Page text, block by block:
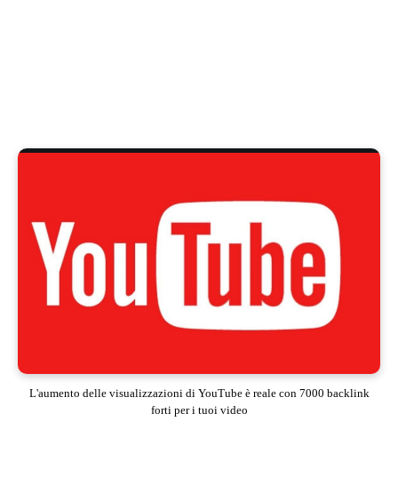
L'aumento delle visualizzazioni di YouTube è reale con 7000 backlink
forti per i tuoi video